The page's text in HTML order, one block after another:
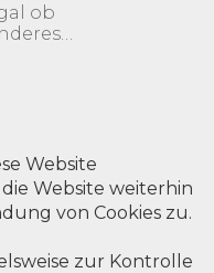
ob
Website
Website weiterhin
von Cookies zu.
zur Kontrolle